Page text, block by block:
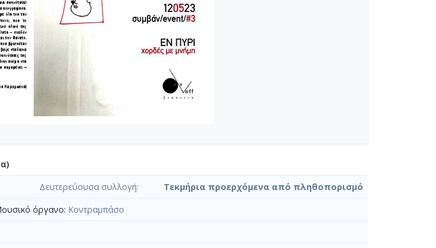
Δευτερεύουσα συλλογή
Τεκμήρια προερχόμενα από πληθοπορισμό
όργανο: Κοντραμπάσο